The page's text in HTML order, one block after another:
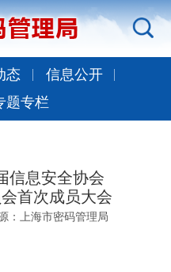
态
信息公开
题专栏
信息安全协会
首次成员大会
：上海市密码管理局